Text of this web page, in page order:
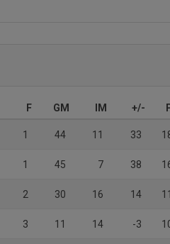
F GM IM +/-
1 44 11 33
1 45 7 38
2 30 16 14 11
3 11 14 -3